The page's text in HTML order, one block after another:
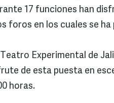
17 funciones han
foros en los cuales se ha
Experimental de
de esta puesta en
horas.